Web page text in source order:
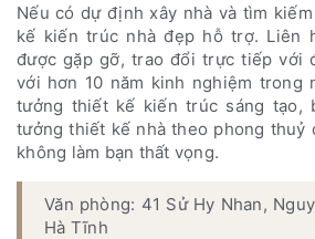
Nếu có dự định xây nhà và tìm
kế kiến trúc nhà đẹp hỗ trợ. Liên
được gặp gỡ, trao đổi trực tiếp với
với hơn 10 năm kinh nghiệm trong
tưởng thiết kế kiến trúc sáng tạo,
tưởng thiết kế nhà theo phong thuỷ
không làm bạn thất vọng.
Văn phòng: 41 Sử Hy Nhan,
Hà Tĩnh